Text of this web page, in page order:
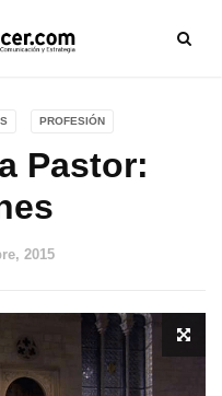
PROFESIÓN
Pastor:
2015